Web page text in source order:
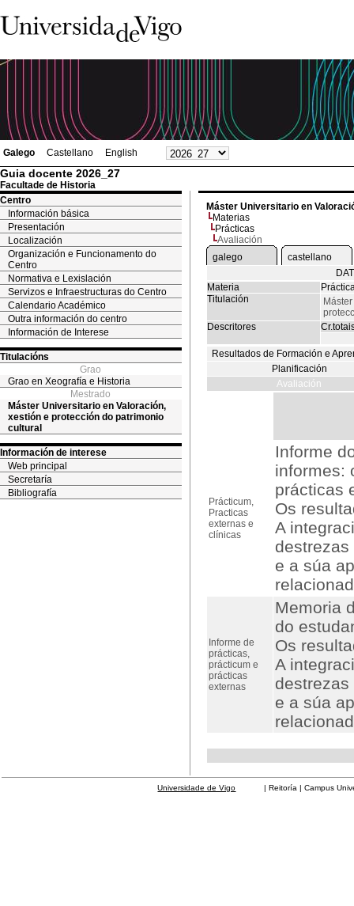
Galego Castellano English
Guia docente 2026_27
Facultade de Historia
Centro
Información básica
Presentación
Localización
Organización e Funcionamento do
Centro
Normativa e Lexislación
Servizos e Infraestructuras do Centro
Calendario Académico
Outra información do centro
Información de Interese
Titulacións
Grao
Grao en Xeografía e Historia
Mestrado
Máster Universitario en Valoración,
xestión e protección do patrimonio
cultural
Información de interese
Web principal
Secretaría
Bibliografía
Máster Universitario en
Materias
Prácticas
Avaliación
galego
castellano
Materia
Titulación
Descritores
Resultados de Formación e
Planificación
Avaliación
Prácticum,
Practicas
externas e
clínicas
Informe
informes:
prácticas
Os
A
e a súa
Informe de
prácticas,
prácticum e
prácticas
externas
Memoria
do
Os
A
e a súa
Universidade de Vigo | Reitoría | Campus